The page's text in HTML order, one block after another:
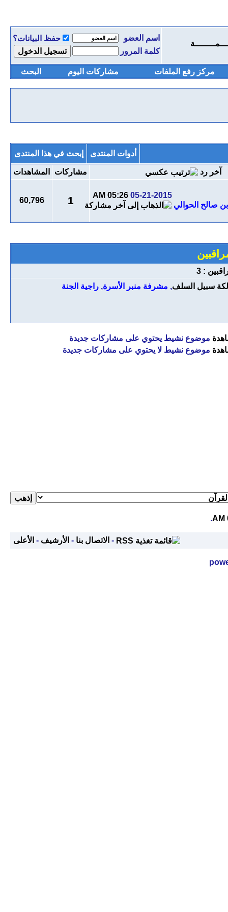
اسم العضو
حفظ البيانات؟
كلمة المرور
مركز رفع الملفات مشاركات اليوم البحث
أدوات المنتدى إبحث في هذا المنتدى
آخر رد مشاركات المشاهدات
05-21-2015
05:26 AM
صالح الحوالي
1
60,796
: 3
سبيل السلف, مشرفة منبر الأسرة, راجية الجنة
موضوع نشيط يحتوي على مشاركات جديدة
موضوع نشيط لا يحتوي على مشاركات جديدة
.
- الاتصال بنا - الأرشيف - الأعلى